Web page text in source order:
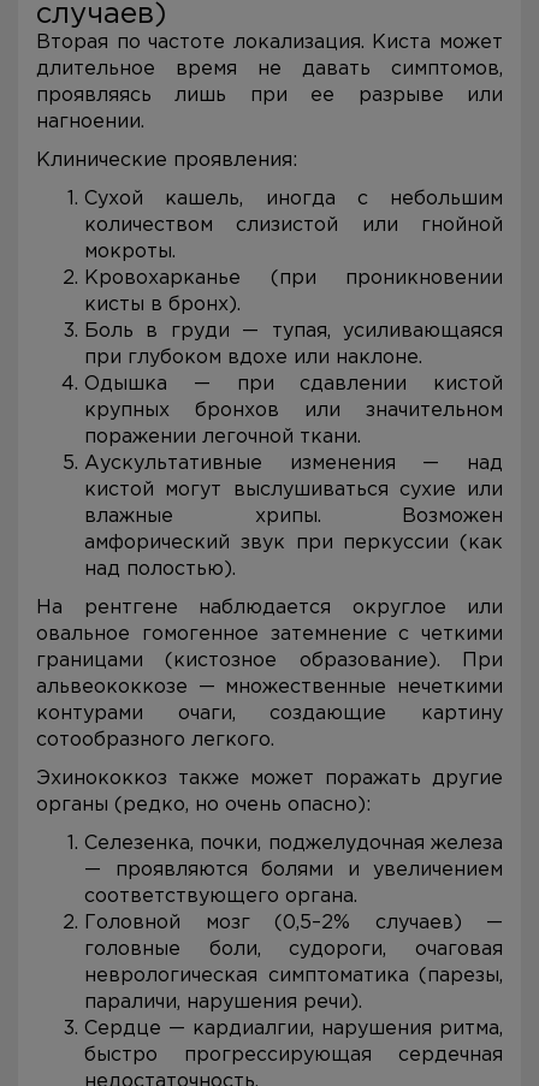
случаев)
Вторая по частоте локализация. Киста может
длительное время не давать симптомов,
проявляясь лишь при ее разрыве или
нагноении.
Клинические проявления:
Сухой кашель, иногда с небольшим
количеством слизистой или гнойной
мокроты.
Кровохарканье (при проникновении
кисты в бронх).
Боль в груди — тупая, усиливающаяся
при глубоком вдохе или наклоне.
Одышка — при сдавлении кистой
крупных бронхов или значительном
поражении легочной ткани.
Аускультативные изменения — над
кистой могут выслушиваться сухие или
влажные хрипы. Возможен
амфорический звук при перкуссии (как
над полостью).
На рентгене наблюдается округлое или
овальное гомогенное затемнение с четкими
границами (кистозное образование). При
альвеококкозе — множественные нечеткими
контурами очаги, создающие картину
сотообразного легкого.
Эхинококкоз также может поражать другие
органы (редко, но очень опасно):
Селезенка, почки, поджелудочная железа
— проявляются болями и увеличением
соответствующего органа.
Головной мозг (0,5–2% случаев) —
головные боли, судороги, очаговая
неврологическая симптоматика (парезы,
параличи, нарушения речи).
Сердце — кардиалгии, нарушения ритма,
быстро прогрессирующая сердечная
недостаточность.